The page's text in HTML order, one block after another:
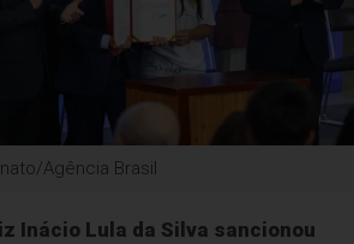
Agência Brasil
Inácio Lula da Silva sancionou